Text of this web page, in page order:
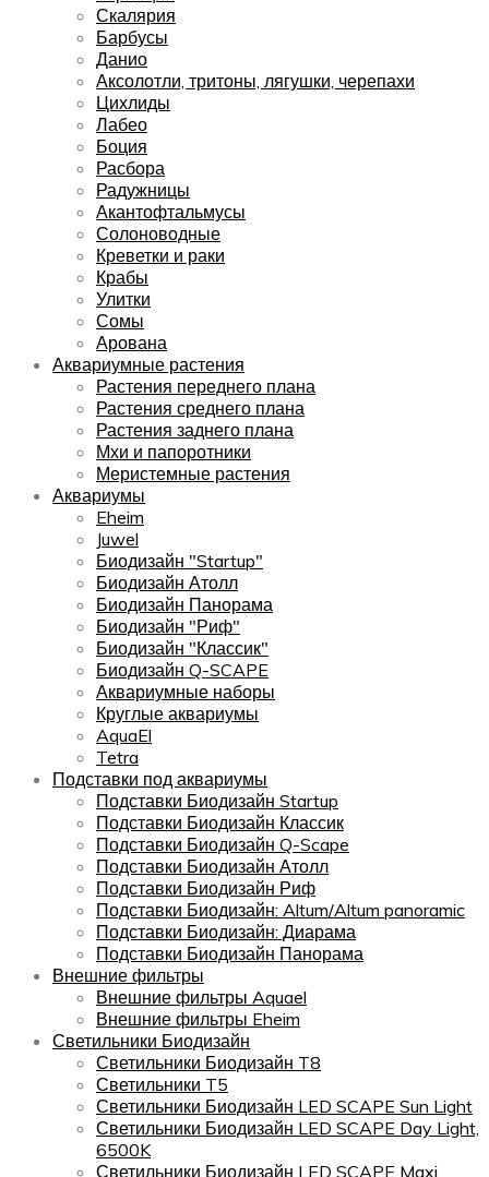
Скалярия
Барбусы
Данио
Аксолотли, тритоны, лягушки, черепахи
Цихлиды
Лабео
Боция
Расбора
Радужницы
Акантофтальмусы
Солоноводные
Креветки и раки
Крабы
Улитки
Сомы
Арована
Аквариумные растения
Растения переднего плана
Растения среднего плана
Растения заднего плана
Мхи и папоротники
Меристемные растения
Аквариумы
Eheim
Juwel
Биодизайн "Startup"
Биодизайн Атолл
Биодизайн Панорама
Биодизайн "Риф"
Биодизайн "Классик"
Биодизайн Q-SCAPE
Аквариумные наборы
Круглые аквариумы
AquaEl
Tetra
Подставки под аквариумы
Подставки Биодизайн Startup
Подставки Биодизайн Классик
Подставки Биодизайн Q-Scape
Подставки Биодизайн Атолл
Подставки Биодизайн Риф
Подставки Биодизайн: Altum/Altum panoramic
Подставки Биодизайн: Диарама
Подставки Биодизайн Панорама
Внешние фильтры
Внешние фильтры Aquael
Внешние фильтры Eheim
Светильники Биодизайн
Светильники Биодизайн T8
Светильники T5
Светильники Биодизайн LED SCAPE Sun Light
Светильники Биодизайн LED SCAPE Day Light,
6500K
Светильники Биодизайн LED SCAPE Maxi